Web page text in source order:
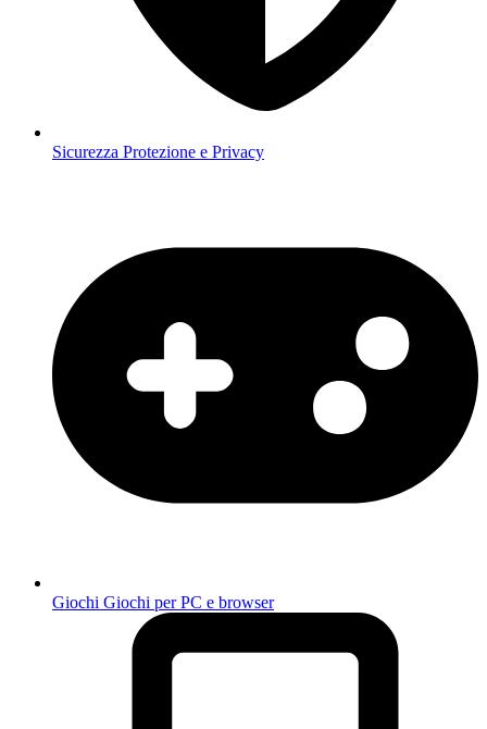
Sicurezza Protezione e Privacy
Giochi Giochi per PC e browser